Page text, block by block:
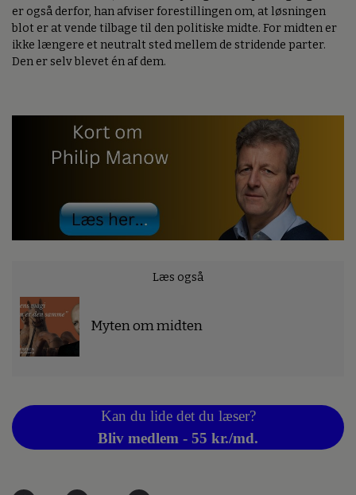
er også derfor, han afviser forestillingen om, at løsningen
blot er at vende tilbage til den politiske midte. For midten er
ikke længere et neutralt sted mellem de stridende parter.
Den er selv blevet én af dem.
Læs også
Myten om midten
Kan du lide det du læser?
Bliv medlem - 55 kr./md.